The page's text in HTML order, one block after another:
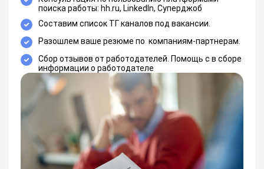
поиска работы: hh.ru, LinkedIn, Суперджоб
Составим список ТГ каналов под вакансии.
Разошлем ваше резюме по компаниям-партнерам.
Сбор отзывов от работодателей. Помощь с в сборе
информации о работодателе